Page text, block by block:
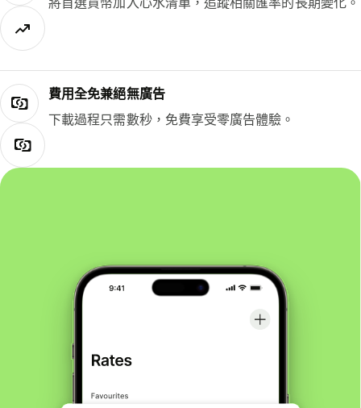
費用全免兼絕無廣告
下載過程只需數秒，免費享受零廣告體驗。